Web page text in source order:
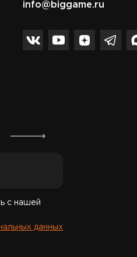
info@biggame.ru
с нашей
данных